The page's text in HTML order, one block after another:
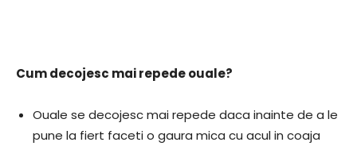
Cum decojesc mai repede ouale?
Ouale se decojesc mai repede daca inainte de a le
pune la fiert faceti o gaura mica cu acul in coaja